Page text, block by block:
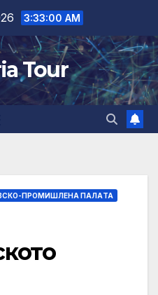
3:33:01 AM
Tour
ПРОМИШЛЕНА ПАЛAТА